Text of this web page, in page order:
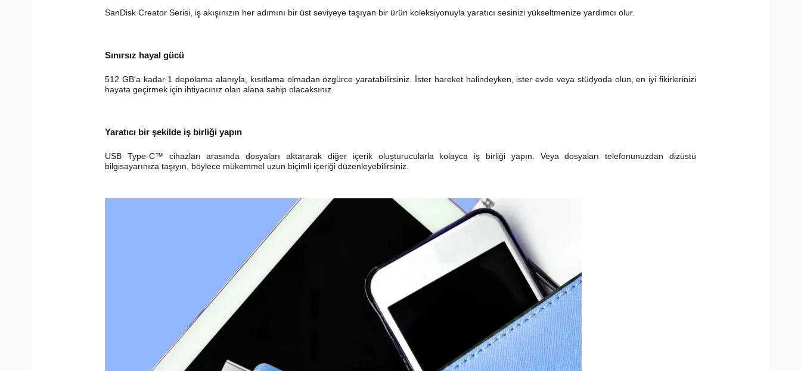
SanDisk Creator Serisi, iş akışınızın her adımını bir üst seviyeye taşıyan bir ürün koleksiyonuyla yaratıcı sesinizi yükseltmenize yardımcı olur.
Sınırsız hayal gücü
512 GB'a kadar 1 depolama alanıyla, kısıtlama olmadan özgürce yaratabilirsiniz. İster hareket halindeyken, ister evde veya stüdyoda olun, en iyi fikirlerinizi
hayata geçirmek için ihtiyacınız olan alana sahip olacaksınız.
Yaratıcı bir şekilde iş birliği yapın
USB Type-C™ cihazları arasında dosyaları aktararak diğer içerik oluşturucularla kolayca iş birliği yapın. Veya dosyaları telefonunuzdan dizüstü
bilgisayarınıza taşıyın, böylece mükemmel uzun biçimli içeriği düzenleyebilirsiniz.